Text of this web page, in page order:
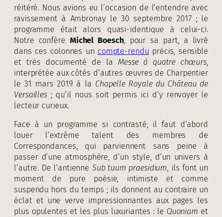
réitéré. Nous avions eu l’occasion de l’entendre avec
ravissement à Ambronay le 30 septembre 2017 ; le
programme était alors quasi-identique à celui-ci.
Notre confère Michel Boesch, pour sa part, a livré
dans ces colonnes un compte-rendu précis, sensible
et très documenté de laMesse à quatre chœurs,
interprétée aux côtés d’autres œuvres de Charpentier
le 31 mars 2019 à la Chapelle Royale du Château de
Versailles ; qu’il nous soit permis ici d’y renvoyer le
lecteur curieux.
Face à un programme si contrasté, il faut d’abord
louer l’extrême talent des membres de
Correspondances, qui parviennent sans peine à
passer d’une atmosphère, d’un style, d’un univers à
l’autre. De l’antienne Sub tuum praesidium, ils font un
moment de pure poésie, intimiste et comme
suspendu hors du temps ; ils donnent au contraire un
éclat et une verve impressionnantes aux pages les
plus opulentes et les plus luxuriantes : le Quoniam et